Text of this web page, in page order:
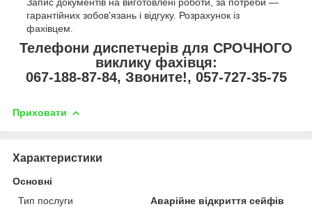
гарантійних зобов'язань і відгуку. Розрахунок із
фахівцем.
Телефони диспетчерів для СРОЧНОГО
виклику фахівця:
067-188-87-84, Звоните!, 057-727-35-75
Приховати
Характеристики
Основні
Тип послуги
Аварійне відкриття сейфів